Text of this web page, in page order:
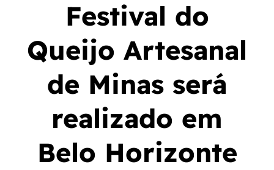
Festival do
Queijo Artesanal
de Minas será
realizado em
Belo Horizonte